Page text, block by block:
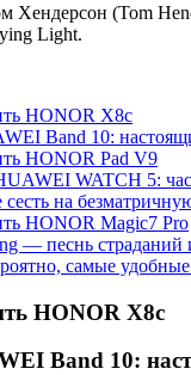
(Tom
Light.
HONOR X8c
Band 10:
HONOR Pad V9
WATCH 5:
на
HONOR Magic7 Pro
— песнь страданий
самые
HONOR X8c
Band 10: